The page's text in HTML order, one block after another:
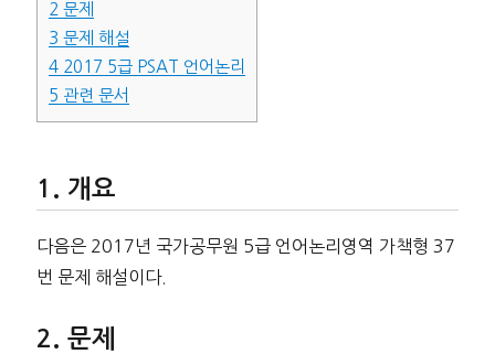
2 문제
3 문제 해설
42017 5급 PSAT 언어논리
5 관련 문서
개요
다음은 2017년 국가공무원 5급 언어논리영역 가책형 37
번 문제 해설이다.
문제